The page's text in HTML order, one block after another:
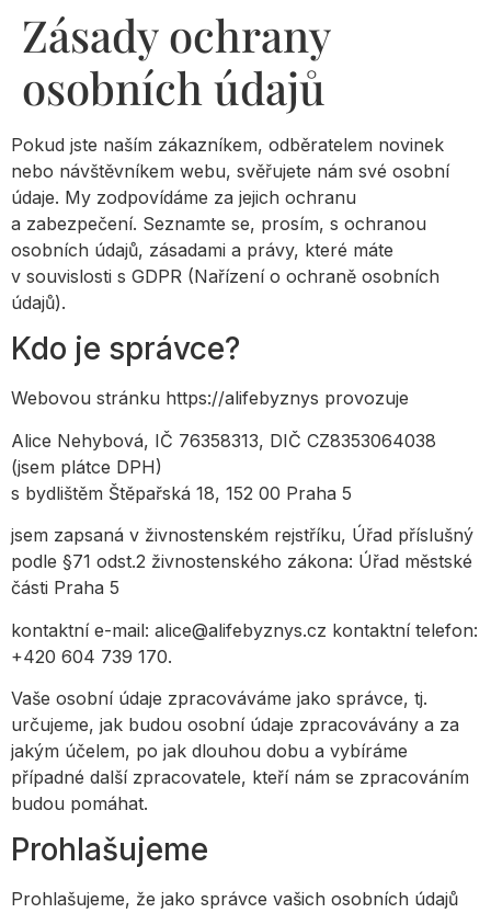
Zásady ochrany
osobních údajů
Pokud jste naším zákazníkem, odběratelem novinek
nebo návštěvníkem webu, svěřujete nám své osobní
údaje. My zodpovídáme za jejich ochranu
a zabezpečení. Seznamte se, prosím, s ochranou
osobních údajů, zásadami a právy, které máte
v souvislosti s GDPR (Nařízení o ochraně osobních
údajů).
Kdo je správce?
Webovou stránku https://alifebyznys provozuje
Alice Nehybová, IČ 76358313, DIČ CZ8353064038
(jsem plátce DPH)
s bydlištěm Štěpařská 18, 152 00 Praha 5
jsem zapsaná v živnostenském rejstříku, Úřad příslušný
podle §71 odst.2 živnostenského zákona: Úřad městské
části Praha 5
kontaktní e-mail: alice@alifebyznys.cz kontaktní telefon:
+420 604 739 170.
Vaše osobní údaje zpracováváme jako správce, tj.
určujeme, jak budou osobní údaje zpracovávány a za
jakým účelem, po jak dlouhou dobu a vybíráme
případné další zpracovatele, kteří nám se zpracováním
budou pomáhat.
Prohlašujeme
Prohlašujeme, že jako správce vašich osobních údajů